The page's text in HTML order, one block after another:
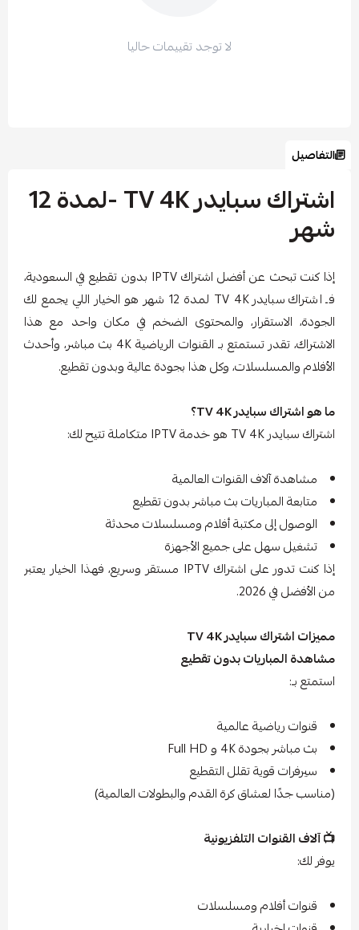
لا توجد تقييمات حاليا
التفاصيل
اشتراك سبايدر TV 4K -لمدة 12
شهر
إذا كنت تبحث عن أفضل اشتراك IPTV بدون تقطيع في السعودية،
فـ اشتراك سبايدر TV 4K لمدة 12 شهر هو الخيار اللي يجمع لك
الجودة، الاستقرار، والمحتوى الضخم في مكان واحد مع هذا
الاشتراك، تقدر تستمتع بـ القنوات الرياضية 4K بث مباشر، وأحدث
الأفلام والمسلسلات، وكل هذا بجودة عالية وبدون تقطيع.
ما هو اشتراك سبايدر TV 4K؟
اشتراك سبايدر TV 4K هو خدمة IPTV متكاملة تتيح لك:
مشاهدة آلاف القنوات العالمية
متابعة المباريات بث مباشر بدون تقطيع
الوصول إلى مكتبة أفلام ومسلسلات محدثة
تشغيل سهل على جميع الأجهزة
إذا كنت تدور على اشتراك IPTV مستقر وسريع، فهذا الخيار يعتبر
من الأفضل في 2026.
مميزات اشتراك سبايدر TV 4K
مشاهدة المباريات بدون تقطيع
استمتع بـ:
قنوات رياضية عالمية
بث مباشر بجودة 4K و Full HD
سيرفرات قوية تقلل التقطيع
(مناسب جدًا لعشاق كرة القدم والبطولات العالمية)
📺 آلاف القنوات التلفزيونية
يوفر لك:
قنوات أفلام ومسلسلات